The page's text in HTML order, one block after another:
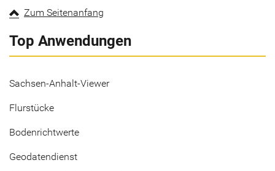
Zum Seitenanfang
Top Anwendungen
Sachsen-Anhalt-Viewer
Flurstücke
Bodenrichtwerte
Geodatendienst